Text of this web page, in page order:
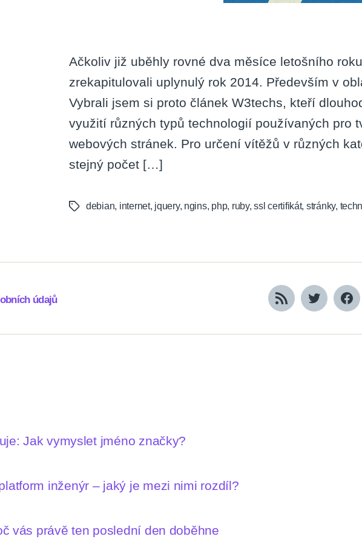
Ačkoliv již uběhly rovné dva měsíce letošního
zrekapitulovali uplynulý rok 2014. Především v
Vybrali jsem si proto článek W3techs, kteří
využití různých typů technologií používaných pro
webových stránek. Pro určení vítěžů v různých
stejný počet […]
Tagsdebian, internet, jquery, ngins, php, ruby,ssl certifikát, stránky,
údajů RSS Twitter
Jak vymyslet jméno značky?
inženýr – jaký je mezi nimi rozdíl?
vás právě ten poslední den doběhne